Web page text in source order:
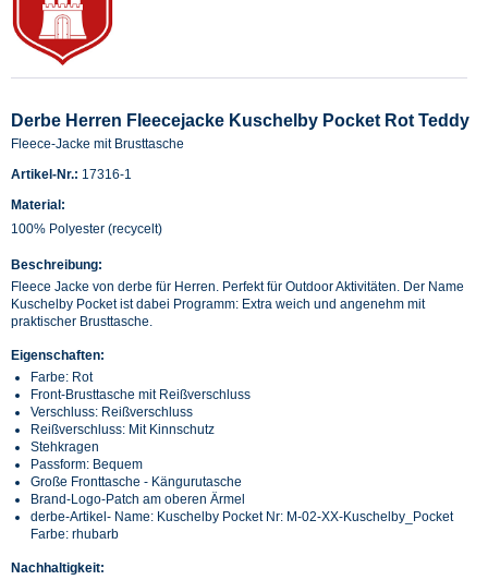
Derbe Herren Fleecejacke Kuschelby Pocket Rot Teddy
Fleece-Jacke mit Brusttasche
Artikel-Nr.: 17316-1
Material:
100% Polyester (recycelt)
Beschreibung:
Fleece Jacke von derbe für Herren. Perfekt für Outdoor Aktivitäten. Der Name
Kuschelby Pocket ist dabei Programm: Extra weich und angenehm mit
praktischer Brusttasche.
Eigenschaften:
Farbe: Rot
Front-Brusttasche mit Reißverschluss
Verschluss: Reißverschluss
Reißverschluss: Mit Kinnschutz
Stehkragen
Passform: Bequem
Große Fronttasche - Kängurutasche
Brand-Logo-Patch am oberen Ärmel
derbe-Artikel- Name: Kuschelby Pocket Nr: M-02-XX-Kuschelby_Pocket
Farbe: rhubarb
Nachhaltigkeit: